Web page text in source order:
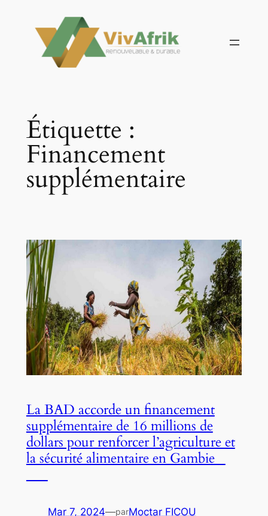
contenu
Étiquette :
Financement
supplémentaire
La BAD accorde un financement
supplémentaire de 16 millions de
dollars pour renforcer l’agriculture et
la sécurité alimentaire en Gambie
Mar 7, 2024—parMoctar FICOU